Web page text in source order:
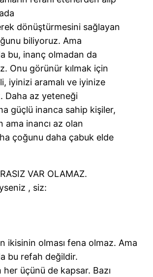
dönüştürmesini sağlayan
biliyoruz. Ama
bu, inanç olmadan da
Onu görünür kılmak için
iyinizi aramalı ve iyinize
Daha az yeteneği
güçlü inanca sahip kişiler,
ama inancı az olan
çoğunu daha çabuk elde
VAR OLAMAZ.
, siz:
ikisinin olması fena olmaz. Ama
bu refah değildir.
üçünü de kapsar. Bazı